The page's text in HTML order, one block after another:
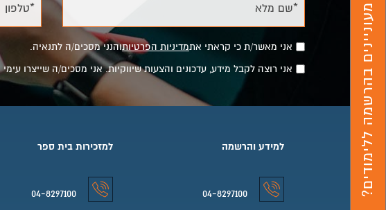
*שם מלא *טלפון
אני מאשר/ת כי קראתי אתמדיניות הפרטיותוהנני מסכים/ה לתנאיה.
אני רוצה לקבל מידע, עדכונים והצעות שיווקיות. אני מסכים/ה שייצרו
למידע והרשמה
04-8297100
למזכירות בית ספר
04-8297100 מעוניינים בהרשמה ללימודים?